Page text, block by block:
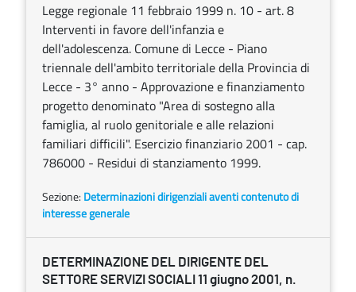
Legge regionale 11 febbraio 1999 n. 10 - art. 8
Interventi in favore dell'infanzia e
dell'adolescenza. Comune di Lecce - Piano
triennale dell'ambito territoriale della Provincia di
Lecce - 3° anno - Approvazione e finanziamento
progetto denominato "Area di sostegno alla
famiglia, al ruolo genitoriale e alle relazioni
familiari difficili". Esercizio finanziario 2001 - cap.
786000 - Residui di stanziamento 1999.
Sezione: Determinazioni dirigenziali aventi contenuto di
interesse generale
DETERMINAZIONE DEL DIRIGENTE DEL
SETTORE SERVIZI SOCIALI 11 giugno 2001, n.